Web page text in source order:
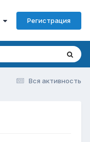
Регистрация
Вся активность